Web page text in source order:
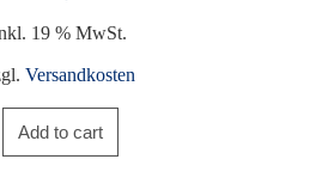
19 % MwSt.
Versandkosten
Add to cart